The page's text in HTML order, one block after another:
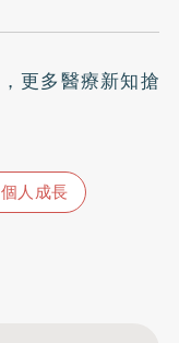
，更多醫療新知搶
個人成長